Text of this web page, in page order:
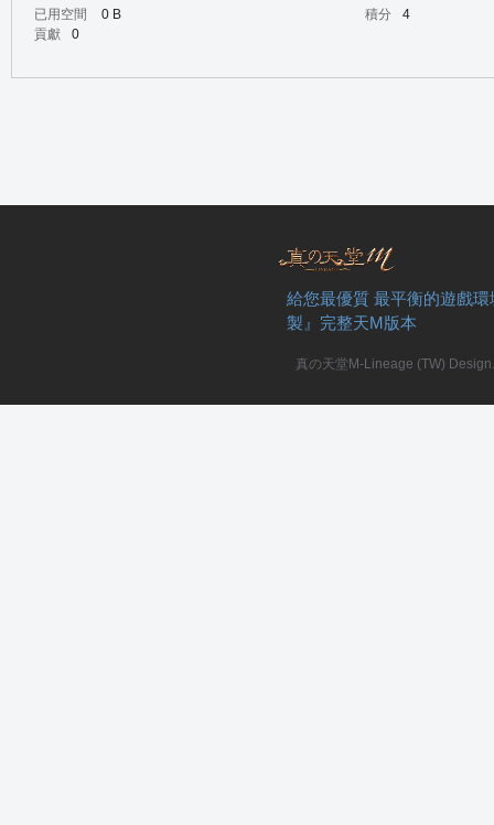
已用空間
0 B 積分
4
貢獻
0
給您最優質 最平衡的遊戲
製』完整天M版本
真の天堂M-Lineage (TW)